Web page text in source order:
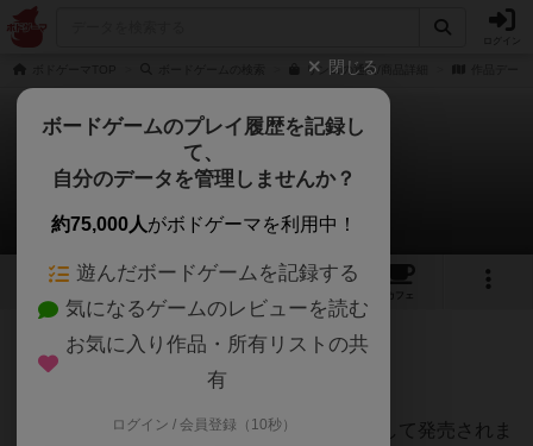
リンコの通販/商品詳細
リンコ
はぐれメタルさんのレビュー
1 1
カフェ
342名 1名 0 8ヶ月前
韓国で先に売られていたリンコが日本語化して発売されま
閉じる
ボードゲームのプレイ履歴を記録し
て、
自分のデータを管理しませんか？
約75,000人がボドゲーマを利用中！
遊んだボードゲームを記録する
気になるゲームのレビューを読む
お気に入り作品・所有リストの共
有
ログイン / 会員登録（10秒）